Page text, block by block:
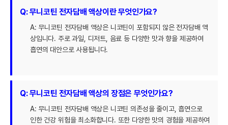
Q: 무니코틴 전자담배 액상이란 무엇인가요?
A: 무니코틴 전자담배 액상은 니코틴이 포함되지 않은 전자담배 액
상입니다. 주로 과일, 디저트, 음료 등 다양한 맛과 향을 제공하여
흡연의 대안으로 사용됩니다.
Q: 무니코틴 전자담배 액상의 장점은 무엇인가요?
A: 무니코틴 전자담배 액상은 니코틴 의존성을 줄이고, 흡연으로
인한 건강 위험을 최소화합니다. 또한 다양한 맛의 경험을 제공하여